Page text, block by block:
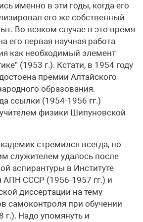
именно в эти годы, когда его
его же собственный
Во всяком случае в это время
его первая научная работа
как необходимый элемент
(1953 г.). Кстати, в 1954 году
премии Алтайского
образования.
ссылки (1954-1956 гг.)
физики Шипуновской
стремился всегда, но
служителем удалось после
аспирантуры в Институте
АПН СССР (1956-1957 гг.) и
диссертации на тему
самоконтроля при обучении
г.). Надо упомянуть и